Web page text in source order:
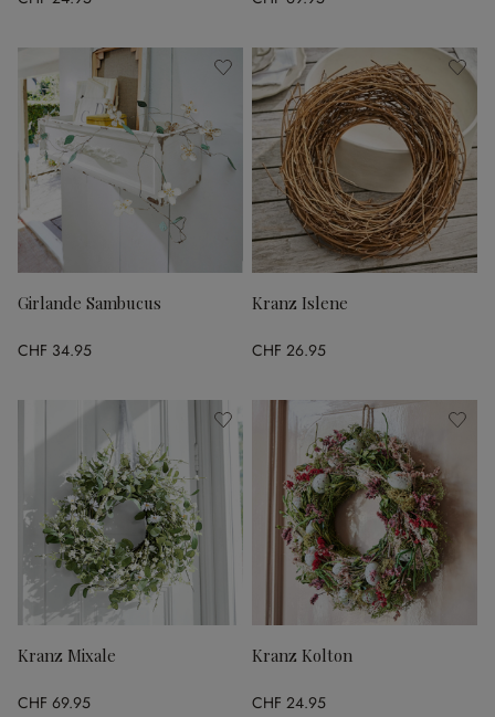
Girlande Sambucus
CHF 34.95
Kranz Islene
CHF 26.95
Kranz Mixale
CHF 69.95
Kranz Kolton
CHF 24.95